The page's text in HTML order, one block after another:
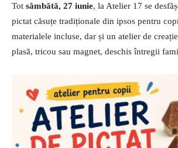
Tot sâmbătă, 27 iunie, la Atelier 17 se
pictat căsuțe tradiționale din ipsos pentru
materialele incluse, dar și un atelier de
plasă, tricou sau magnet, deschis întregii